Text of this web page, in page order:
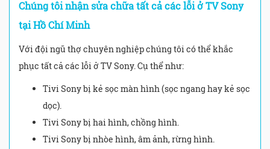
Chúng tôi nhận sửa chữa tất cả các lỗi ở TV Sony
tại Hồ Chí Minh
Với đội ngũ thợ chuyên nghiệp chúng tôi có thể khắc
phục tất cả các lỗi ở TV Sony. Cụ thể như:
Tivi Sony bị kẻ sọc màn hình (sọc ngang hay kẻ sọc
dọc).
Tivi Sony bị hai hình, chồng hình.
Tivi Sony bị nhòe hình, âm ảnh, rừng hình.